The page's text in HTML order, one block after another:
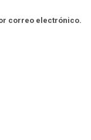
correo electrónico.